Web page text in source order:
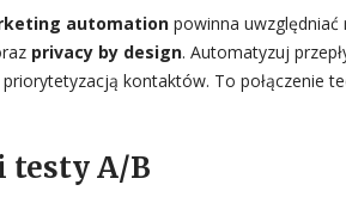
automation powinna uwzględniać
privacy by design. Automatyzuj
kontaktów. To połączenie
testy A/B